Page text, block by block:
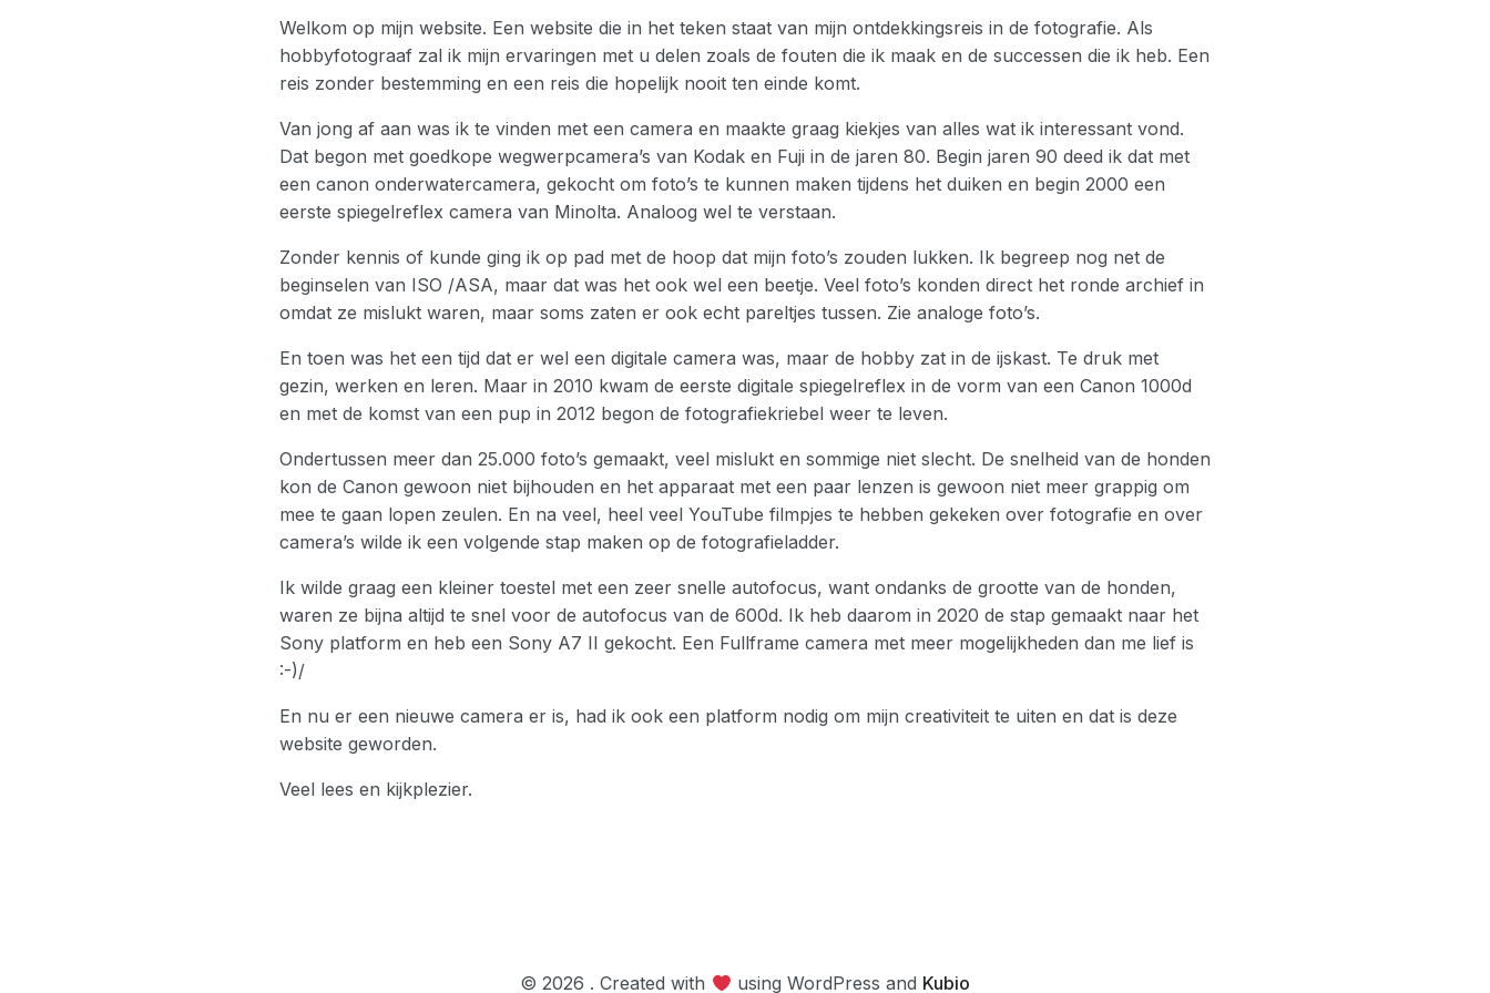
Welkom op mijn website. Een website die in het teken staat van mijn ontdekkingsreis in de fotografie. Als
hobbyfotograaf zal ik mijn ervaringen met u delen zoals de fouten die ik maak en de successen die ik heb. Een
reis zonder bestemming en een reis die hopelijk nooit ten einde komt.
Van jong af aan was ik te vinden met een camera en maakte graag kiekjes van alles wat ik interessant vond.
Dat begon met goedkope wegwerpcamera’s van Kodak en Fuji in de jaren 80. Begin jaren 90 deed ik dat met
een canon onderwatercamera, gekocht om foto’s te kunnen maken tijdens het duiken en begin 2000 een
eerste spiegelreflex camera van Minolta. Analoog wel te verstaan.
Zonder kennis of kunde ging ik op pad met de hoop dat mijn foto’s zouden lukken. Ik begreep nog net de
beginselen van ISO /ASA, maar dat was het ook wel een beetje. Veel foto’s konden direct het ronde archief in
omdat ze mislukt waren, maar soms zaten er ook echt pareltjes tussen. Zie analoge foto’s.
En toen was het een tijd dat er wel een digitale camera was, maar de hobby zat in de ijskast. Te druk met
gezin, werken en leren. Maar in 2010 kwam de eerste digitale spiegelreflex in de vorm van een Canon 1000d
en met de komst van een pup in 2012 begon de fotografiekriebel weer te leven.
Ondertussen meer dan 25.000 foto’s gemaakt, veel mislukt en sommige niet slecht. De snelheid van de honden
kon de Canon gewoon niet bijhouden en het apparaat met een paar lenzen is gewoon niet meer grappig om
mee te gaan lopen zeulen. En na veel, heel veel YouTube filmpjes te hebben gekeken over fotografie en over
camera’s wilde ik een volgende stap maken op de fotografieladder.
Ik wilde graag een kleiner toestel met een zeer snelle autofocus, want ondanks de grootte van de honden,
waren ze bijna altijd te snel voor de autofocus van de 600d. Ik heb daarom in 2020 de stap gemaakt naar het
Sony platform en heb een Sony A7 II gekocht. Een Fullframe camera met meer mogelijkheden dan me lief is
:-)/
En nu er een nieuwe camera er is, had ik ook een platform nodig om mijn creativiteit te uiten en dat is deze
website geworden.
Veel lees en kijkplezier.
© 2026 . Created with using WordPress and Kubio